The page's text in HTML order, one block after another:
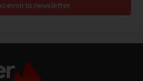
la newsletter